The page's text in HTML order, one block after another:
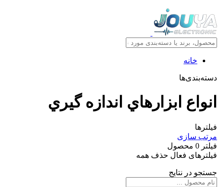
خانه
دسته‌بندی‌ها
انواع ابزارهاي اندازه گيري
فیلترها
مرتب سازی
فیلتر 0 محصول
فیلترهای فعال حذف همه
جستجو در نتایج